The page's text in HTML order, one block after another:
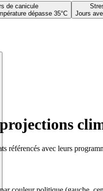
de canicule
dépasse 35°C
Jours
avec leurs